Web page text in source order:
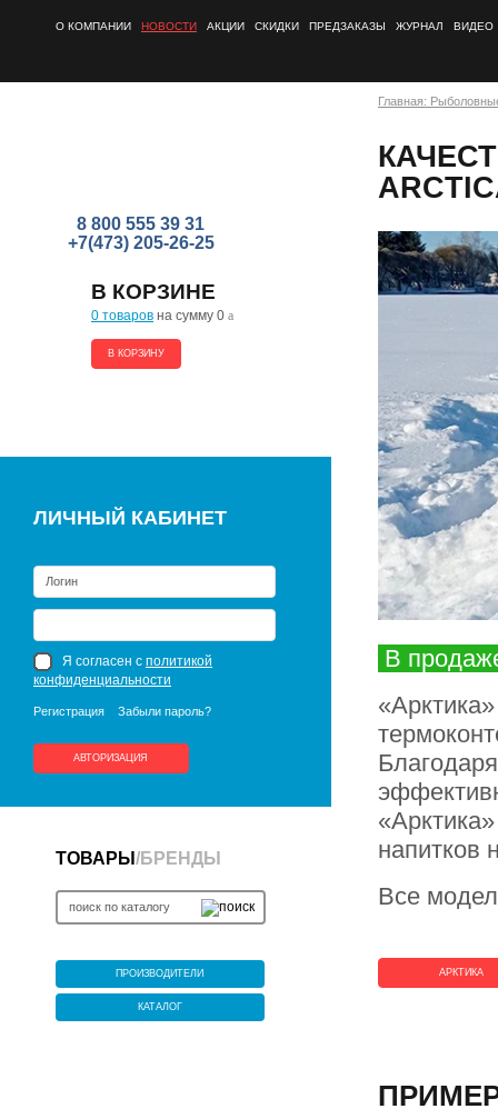
О КОМПАНИИ НОВОСТИ АКЦИИ СКИДКИ ПРЕДЗАКАЗЫ ЖУРНАЛ ВИДЕО
8 800 555 39 31
+7(473) 205-26-25
В КОРЗИНЕ
0 товаров на сумму 0 a
В КОРЗИНУ
ЛИЧНЫЙ КАБИНЕТ
Я согласен с политикой
конфиденциальности
Регистрация Забыли пароль?
АВТОРИЗАЦИЯ
ТОВАРЫ /БРЕНДЫ
ПРОИЗВОДИТЕЛИ
КАТАЛОГ
Главная:
В
напитков
Все
АРКТИКА